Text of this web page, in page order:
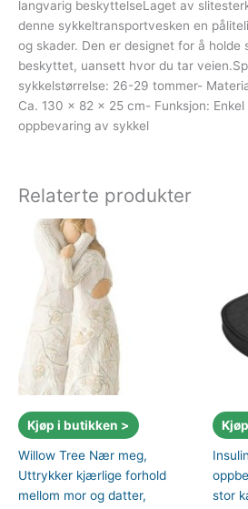
langvarig beskyttelseLaget av
denne sykkeltransportvesken en
og skader. Den er designet for å holde
beskyttet, uansett hvor du tar
sykkelstørrelse: 26-29 tommer-
Ca. 130 x 82 x 25 cm- Funksjon:
oppbevaring av sykkel
Relaterte produkter
Kjøp i butikken >
Willow Tree Nær meg,
Uttrykker kjærlige forhold
mellom mor og datter,
stor